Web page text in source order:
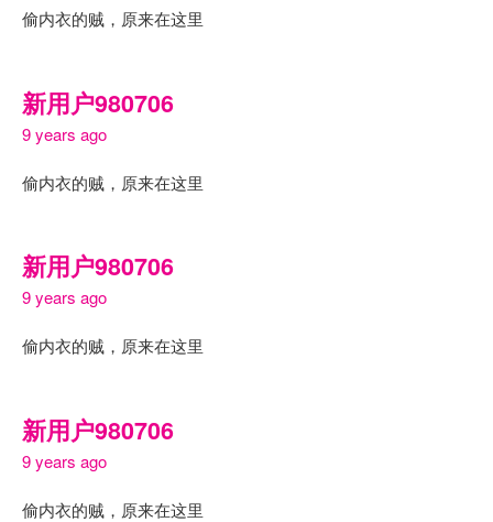
偷内衣的贼，原来在这里
新用户980706
9 years ago
偷内衣的贼，原来在这里
新用户980706
9 years ago
偷内衣的贼，原来在这里
新用户980706
9 years ago
偷内衣的贼，原来在这里